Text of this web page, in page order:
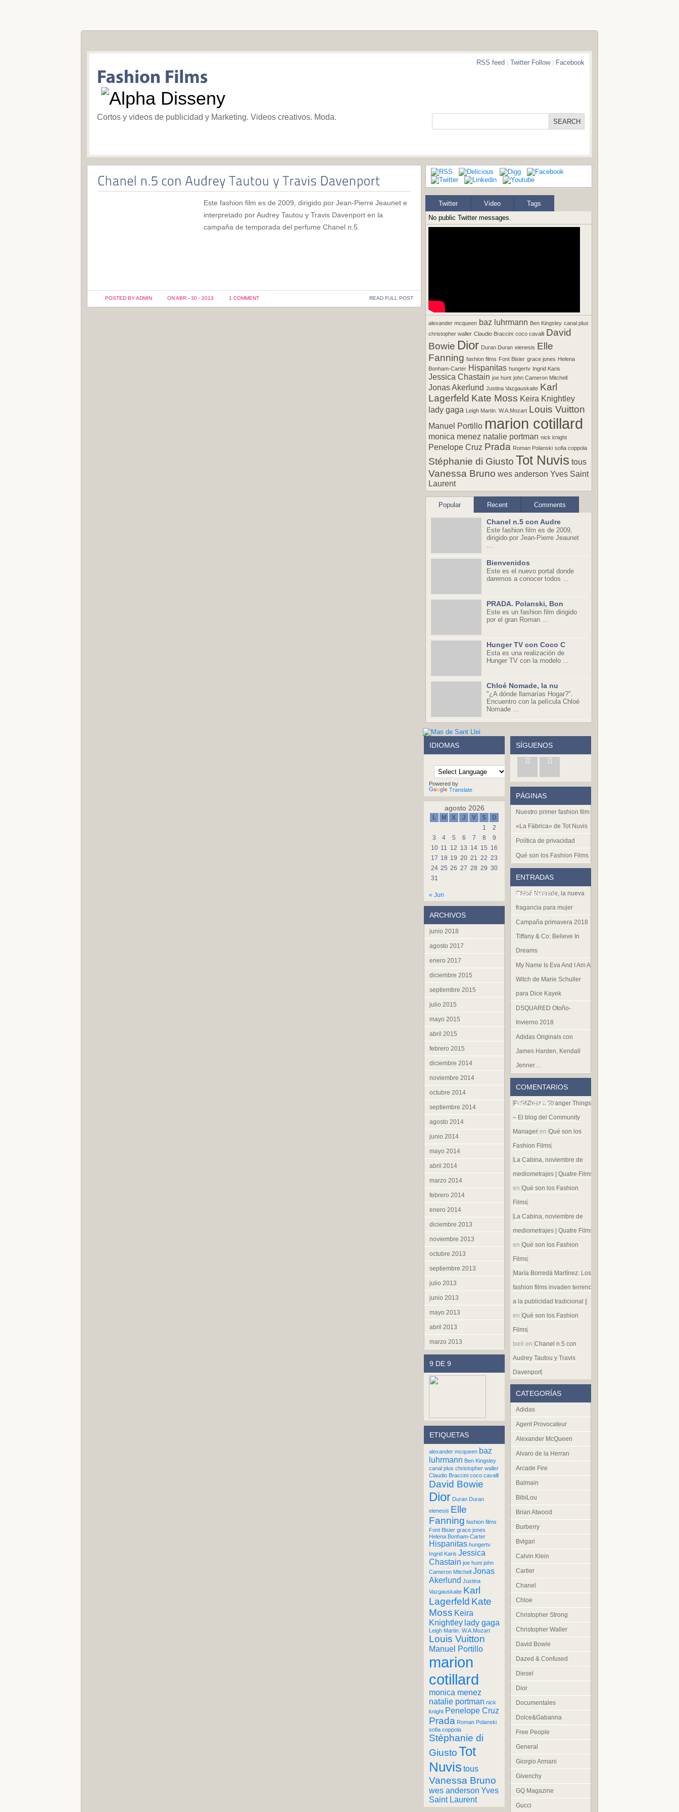
Cortos y videos de publicidad y Marketing. Videos creativos. Moda.
RSS feed Twitter Follow| Facebook
Este fashion film es de 2009, dirigido por Jean-Pierre Jeaunet e
interpretado por Audrey Tautou y Travis Davenport en la
campaña de temporada del perfume Chanel n.5.
POSTED BY ADMIN ON ABR - 30 - 2013 1 COMMENT READ FULL POST
Twitter Video
Tags
No public Twitter messages.
alexander mcqueen baz luhrmann Ben Kingsley canal plus
christopher waller Claudio Braccini coco cavalli David
Bowie Dior Duran Duran eienesis Elle
Fanning fashion films Font Bisier grace jones Helena
Bonham-Carter Hispanitas hungertv Ingrid Karis
Jessica Chastain joe hunt john Cameron Mitchell
Jonas Akerlund Justina Vazgauskaite Karl
Lagerfeld Kate Moss Keira Knightley
lady gaga Leigh Martin. W.A.Mozart Louis Vuitton
Manuel Portillo marion cotillard
monica menez natalie portman nick knight
Penelope Cruz Prada Roman Polanski sofia coppola
Stéphanie di Giusto Tot Nuvis tous
Vanessa Bruno wes anderson Yves Saint
Laurent
Popular Recent Comments
Chanel n.5 con Audre
Este fashion film es de 2009,
dirigido por Jean-Pierre Jeaunet
...
Bienvenidos
Este es el nuevo portal donde
daremos a conocer todos ...
PRADA. Polanski, Bon
Este es un fashion film dirigido
por el gran Roman ...
Hunger TV con Coco C
Esta es una realización de
Hunger TV con la modelo ...
Chloé Nomade, la nu
"¿A dónde llamarías Hogar?".
Encuentro con la película Chloé
Nomade ...
IDIOMAS
Powered by
Translate
agosto 2026
L M X J V S
D
1
2
3
4 5 6 7 8
9
10 11 12 13 14 15 16
17 18 19 20 21 22 23
24 25 26 27 28 29 30
31
« Jun
ARCHIVOS
junio 2018
agosto 2017
enero 2017
diciembre 2015
septiembre 2015
julio 2015
mayo 2015
abril 2015
febrero 2015
diciembre 2014
noviembre 2014
octubre 2014
septiembre 2014
agosto 2014
junio 2014
mayo 2014
abril 2014
marzo 2014
febrero 2014
enero 2014
diciembre 2013
noviembre 2013
octubre 2013
septiembre 2013
julio 2013
junio 2013
mayo 2013
abril 2013
marzo 2013
9 DE 9
ETIQUETAS
alexander mcqueen baz
luhrmann Ben Kingsley
canal plus christopher waller
Claudio Braccini coco cavalli
David Bowie
Dior Duran Duran
eienesis Elle
Fanning fashion films
Font Bisier grace jones
Helena Bonham-Carter
Hispanitas hungertv
Ingrid Karis Jessica
Chastain joe hunt john
Cameron Mitchell Jonas
Akerlund Justina
Vazgauskaite Karl
Lagerfeld Kate
Moss Keira
Knightley lady gaga
Leigh Martin. W.A.Mozart
Louis Vuitton
Manuel Portillo
marion
cotillard
monica menez
natalie portman nick
knight Penelope Cruz
Prada Roman Polanski
sofia coppola
Stéphanie di
GiustoTot
Nuvis tous
Vanessa Bruno
wes anderson Yves
Saint Laurent
SÍGUENOS
PÁGINAS
Nuestro primer fashion film
«La Fàbrica» de Tot Nuvis
Política de privacidad
Qué son los Fashion Films
ENTRADAS
RECIENTES
Chloé Nomade, la nueva
fragancia para mujer
Campaña primavera 2018
Tiffany & Co: Believe In
Dreams
My Name Is Eva And I Am A
Witch de Marie Schuller
para Dice Kayek
DSQUARED Otoño-
Invierno 2018
Adidas Originals con
James Harden, Kendall
Jenner…
COMENTARIOS
RECIENTES
Pull&Bear x Stranger Things
– El blog del Community
Manager en Qué son los
Fashion Films
La Cabina, noviembre de
mediometrajes | Quatre Films
en Qué son los Fashion
Films
La Cabina, noviembre de
mediometrajes | Quatre Films
en Qué son los Fashion
Films
María Borredá Martínez: Los
fashion films invaden terreno
a la publicidad tradicional |
en Qué son los Fashion
Films
txell
en Chanel n.5 con
Audrey Tautou y Travis
Davenport
CATEGORÍAS
Adidas
Agent Provocateur
Alexander McQueen
Alvaro de la Herran
Arcade Fire
Balmain
BibiLou
Brian Atwood
Burberry
Bvlgari
Calvin Klein
Cartier
Chanel
Chloe
Christopher Strong
Christopher Waller
David Bowie
Dazed & Confused
Diesel
Dior
Documentales
Dolce&Gabanna
Free People
General
Giorgio Armani
Givenchy
GQ Magazine
Gucci